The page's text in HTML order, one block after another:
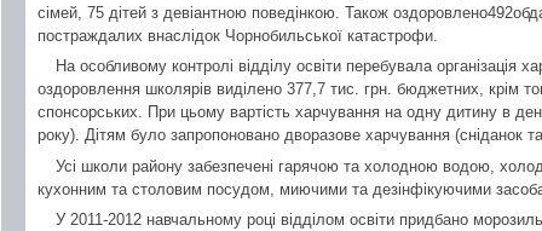
сімей, 75 дітей з девіантною поведінкою. Також
постраждалих внаслідок Чорнобильської катастрофи.
На особливому контролі відділу освіти перебувала організація
оздоровлення школярів виділено 377,7 тис. грн. бюджетних, крім
спонсорських. При цьому вартість харчування на одну дитину в
року). Дітям було запропоновано дворазове харчування (сніданок
Усі школи району забезпечені гарячою та холодною водою,
кухонним та столовим посудом, миючими та дезінфікуючими
У 2011-2012 навчальному році відділом освіти придбано